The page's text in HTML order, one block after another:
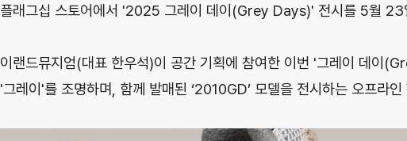
플래그십 스토어에서 '2025 그레이 데이(Grey Days)' 전시를 5월 23
이랜드뮤지엄(대표 한우석)이 공간 기획에 참여한 이번 '그레이 데이
'그레이'를 조명하며, 함께 발매된 ‘2010GD’ 모델을 전시하는 오프라인